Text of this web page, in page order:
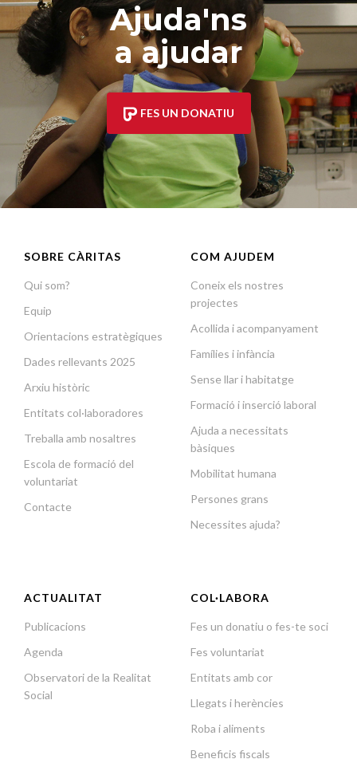
Ajuda'ns
a ajudar
FES UN DONATIU
SOBRE CÀRITAS
Qui som?
Equip
Orientacions estratègiques
Dades rellevants 2025
Arxiu històric
Entitats col·laboradores
Treballa amb nosaltres
Escola de formació del
voluntariat
Contacte
COM AJUDEM
Coneix els nostres
projectes
Acollida i acompanyament
Famílies i infància
Sense llar i habitatge
Formació i inserció laboral
Ajuda a necessitats
bàsiques
Mobilitat humana
Persones grans
Necessites ajuda?
ACTUALITAT
Publicacions
Agenda
Observatori de la Realitat
Social
COL·LABORA
Fes un donatiu o fes-te soci
Fes voluntariat
Entitats amb cor
Llegats i herències
Roba i aliments
Beneficis fiscals